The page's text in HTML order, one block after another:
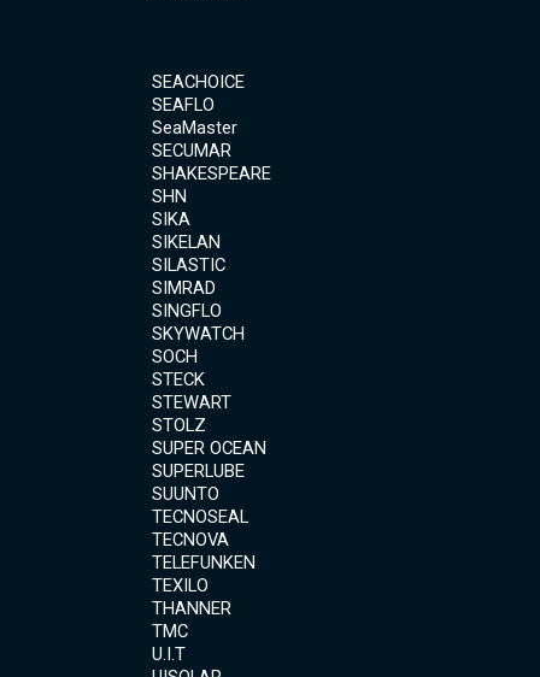
SEACHOICE
SEAFLO
SeaMaster
SECUMAR
SHAKESPEARE
SHN
SIKA
SIKELAN
SILASTIC
SIMRAD
SINGFLO
SKYWATCH
SOCH
STECK
STEWART
STOLZ
SUPER OCEAN
SUPERLUBE
SUUNTO
TECNOSEAL
TECNOVA
TELEFUNKEN
TEXILO
THANNER
TMC
U.I.T